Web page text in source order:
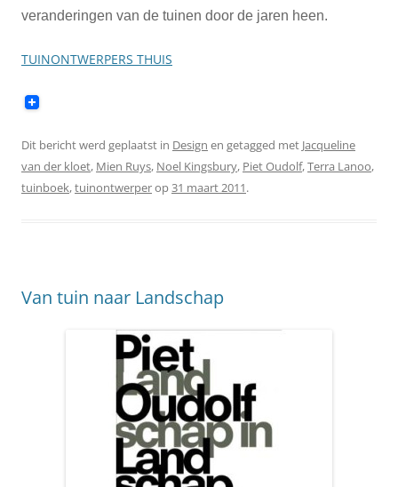
veranderingen van de tuinen door de jaren heen.
TUINONTWERPERS THUIS
Dit bericht werd geplaatst in Design en getagged met Jacqueline
van der kloet, Mien Ruys, Noel Kingsbury, Piet Oudolf,Terra Lanoo,
tuinboek,tuinontwerperop31 maart 2011.
Van tuin naar Landschap